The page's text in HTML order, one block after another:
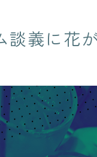
アパス
談義に花